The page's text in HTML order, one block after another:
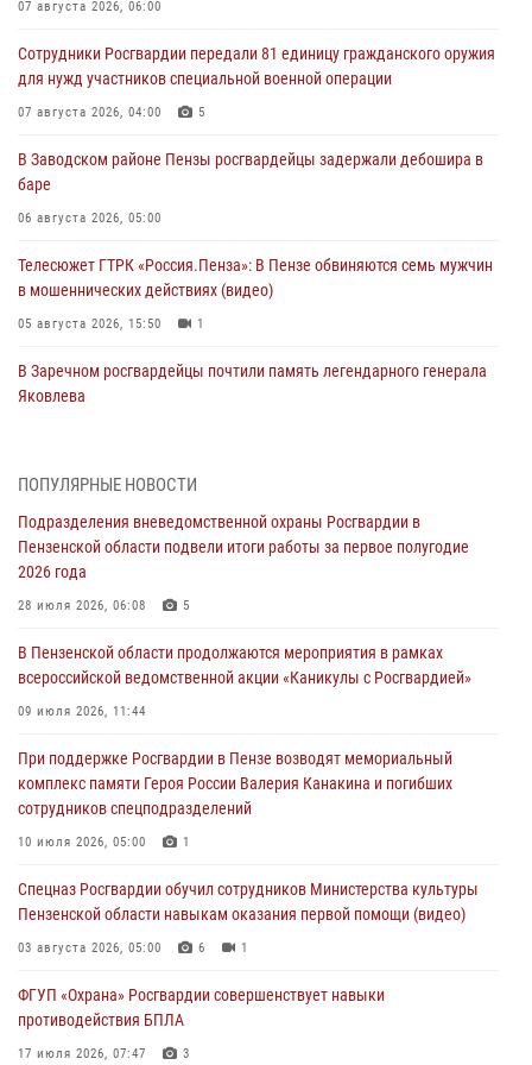
07 августа 2026, 06:00
Сотрудники Росгвардии передали 81 единицу гражданского оружия
для нужд участников специальной военной операции
07 августа 2026, 04:00 5
В Заводском районе Пензы росгвардейцы задержали дебошира в
баре
06 августа 2026, 05:00
Телесюжет ГТРК «Россия.Пенза»: В Пензе обвиняются семь мужчин
в мошеннических действиях (видео)
05 августа 2026, 15:50 1
В Заречном росгвардейцы почтили память легендарного генерала
Яковлева
Сотрудники пензенского ОМОН «Страж» познакомили участников
05 августа 2026, 06:15
В Пензе сотрудники Росгвардии оказали помощь
дезориентированному пенсионеру
В Пензе при силовой поддержке Росгвардии пресечена
деятельность ОПГ, маскировавшейся под реабилитационный центр
04 августа 2026, 07:05 4
В Управлении Росгвардии по Пензенской области подвели итоги
работы за первое полугодие 2026 года
ПОПУЛЯРНЫЕ НОВОСТИ
Подразделения вневедомственной охраны Росгвардии в
Пензенской области подвели итоги работы за первое полугодие
2026 года
28 июля 2026, 06:08 5
В Пензенской области продолжаются мероприятия в рамках
всероссийской ведомственной акции «Каникулы с Росгвардией»
09 июля 2026, 11:44
При поддержке Росгвардии в Пензе возводят мемориальный
комплекс памяти Героя России Валерия Канакина и погибших
сотрудников спецподразделений
10 июля 2026, 05:00 1
Спецназ Росгвардии обучил сотрудников Министерства культуры
Пензенской области навыкам оказания первой помощи (видео)
03 августа 2026, 05:00 6 1
ФГУП «Охрана» Росгвардии совершенствует навыки
противодействия БПЛА
17 июля 2026, 07:47 3